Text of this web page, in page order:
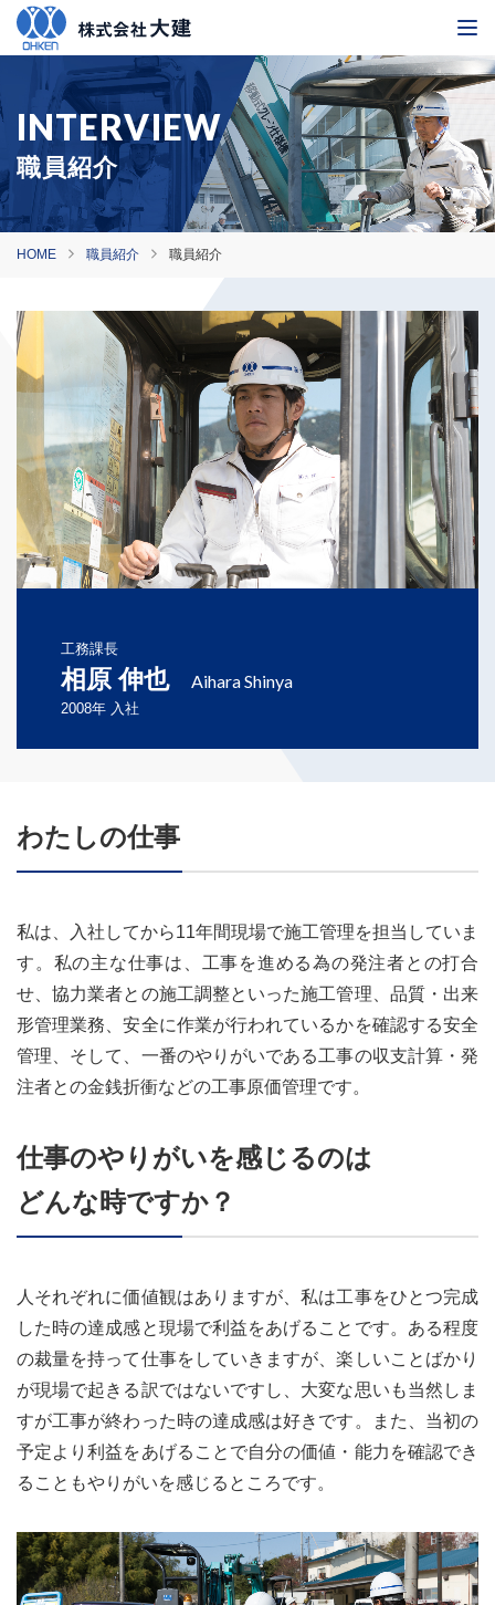
職員紹介
HOME 職員紹介 職員紹介
工務課長
相原 伸也
2008年 入社
わたしの仕事
私は、入社してから11年間現場で施工管理を担当していま
す。私の主な仕事は、工事を進める為の発注者との打合
せ、協力業者との施工調整といった施工管理、品質・出来
形管理業務、安全に作業が行われているかを確認する安全
管理、そして、一番のやりがいである工事の収支計算・発
注者との金銭折衝などの工事原価管理です。
仕事のやりがいを感じるのは
どんな時ですか？
人それぞれに価値観はありますが、私は工事をひとつ完成
した時の達成感と現場で利益をあげることです。ある程度
の裁量を持って仕事をしていきますが、楽しいことばかり
が現場で起きる訳ではないですし、大変な思いも当然しま
すが工事が終わった時の達成感は好きです。また、当初の
予定より利益をあげることで自分の価値・能力を確認でき
ることもやりがいを感じるところです。